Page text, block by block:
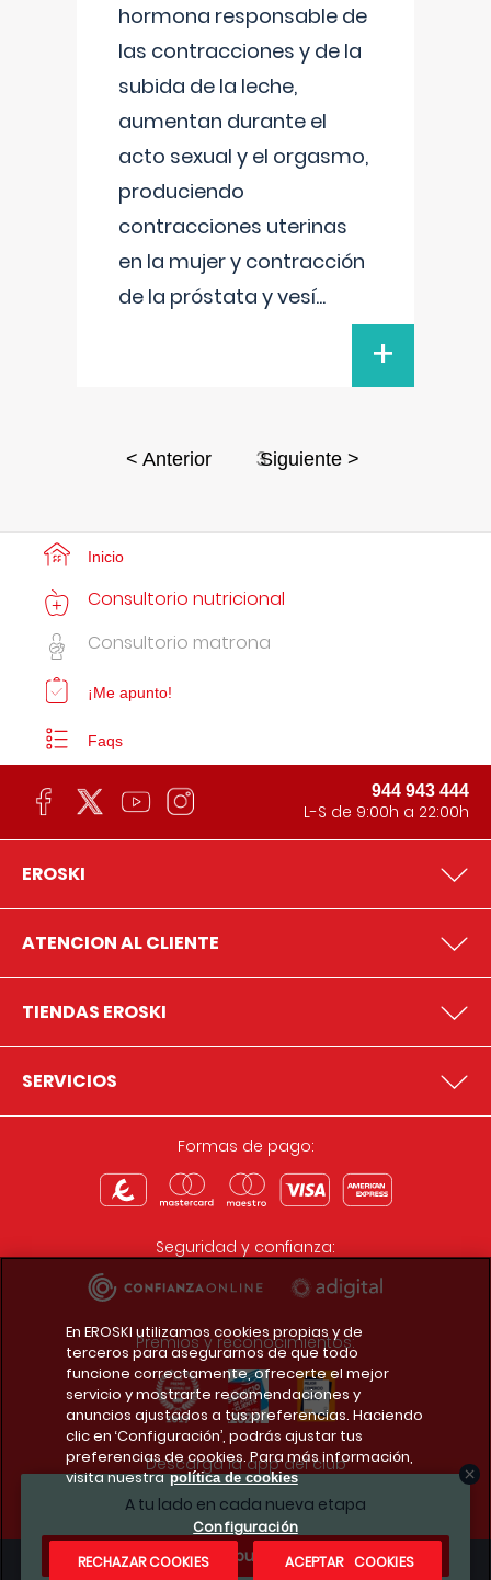
hormona responsable de
las contracciones y de la
subida de la leche,
aumentan durante el
acto sexual y el orgasmo,
produciendo
contracciones uterinas
en la mujer y contracción
de la próstata y vesí...
+
< Anterior 3Siguiente >
A tu lado en cada nueva etapa
¿Te apuntas?
Inicio
Consultorio nutricional
Consultorio matrona
¡Me apunto!
Faqs
944 943 444
L-S de 9:00h a 22:00h
EROSKI
ATENCION AL CLIENTE
TIENDAS EROSKI
SERVICIOS
Formas de pago:
Seguridad y confianza:
Premios y reconocimientos:
Descarga la app del club
En EROSKI utilizamos cookies propias y de
terceros para asegurarnos de que todo
funcione correctamente, ofrecerte el mejor
servicio y mostrarte recomendaciones y
anuncios ajustados a tus preferencias. Haciendo
clic en ‘Configuración’, podrás ajustar tus
preferencias de cookies. Para más información,
visita nuestra política de cookies
Configuración
RECHAZAR COOKIES
ACEPTAR COOKIES